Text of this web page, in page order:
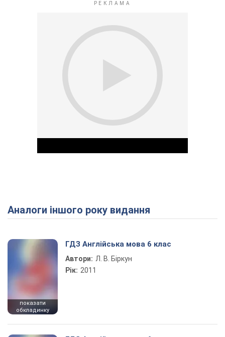
Play Video
Аналоги іншого року видання
показати
обкладинку
ГДЗ Англійська мова 6 клас
Автори: Л. В. Біркун
Рік: 2011